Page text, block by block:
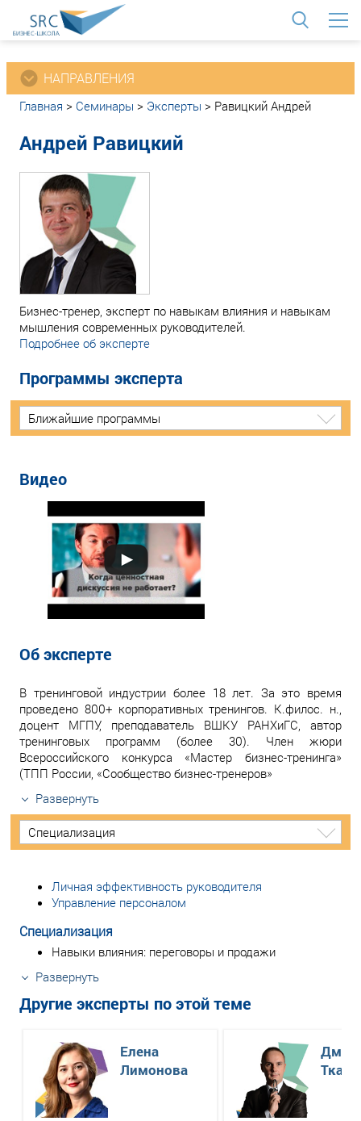
НАПРАВЛЕНИЯ
Главная > Семинары > Эксперты > Равицкий Андрей
Андрей Равицкий
Бизнес-тренер, эксперт по навыкам влияния и навыкам
мышления современных руководителей.
Подробнее об эксперте
Программы эксперта
Ближайшие программы
Видео
Об эксперте
В тренинговой индустрии более 18 лет. За это время
проведено 800+ корпоративных тренингов. К.филос. н.,
доцент МГПУ, преподаватель ВШКУ РАНХиГС, автор
тренинговых программ (более 30). Член жюри
Всероссийского конкурса «Мастер бизнес-тренинга»
(ТПП России, «Сообщество бизнес-тренеров»
Развернуть
Специализация
Личная эффективность руководителя
Управление персоналом
Специализация
Навыки влияния: переговоры и продажи
Развернуть
Другие эксперты по этой теме
Елена
Лимонова